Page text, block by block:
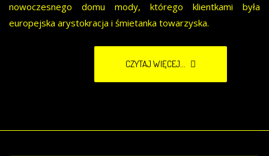
nowoczesnego domu mody, którego klientkami była
europejska arystokracja i śmietanka towarzyska.
CZYTAJ WIĘCEJ...